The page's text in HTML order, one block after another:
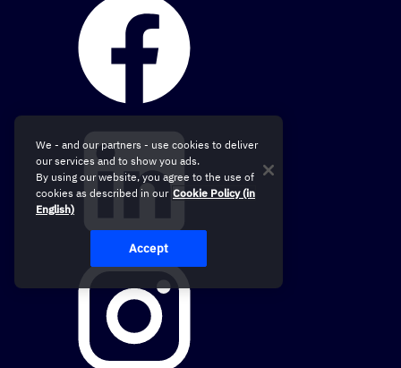
We - and our partners - use cookies to deliver
our services and to show you ads.
By using our website, you agree to the use of
cookies as described in our Cookie Policy (in
English)
Accept